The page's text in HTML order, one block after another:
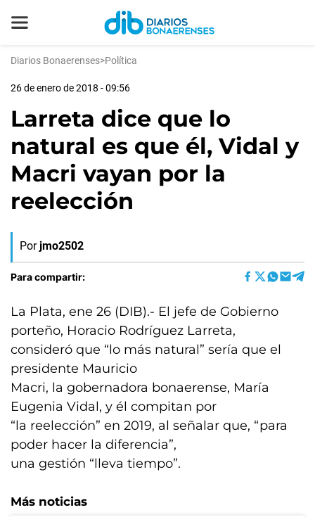
Diarios Bonaerenses>Política
26 de enero de 2018 - 09:56
Larreta dice que lo
natural es que él, Vidal y
Macri vayan por la
reelección
Por jmo2502
Para compartir:
La Plata, ene 26 (DIB).- El jefe de Gobierno
porteño, Horacio Rodríguez Larreta,
consideró que “lo más natural” sería que el
presidente Mauricio
Macri, la gobernadora bonaerense, María
Eugenia Vidal, y él compitan por
“la reelección” en 2019, al señalar que, “para
poder hacer la diferencia”,
una gestión “lleva tiempo”.
Más noticias